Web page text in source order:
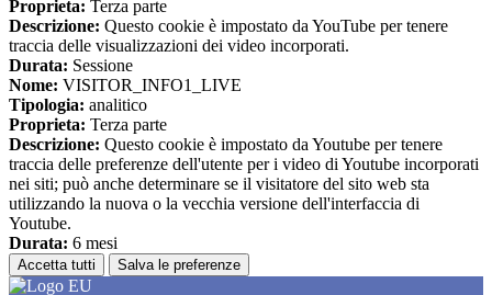
Proprieta: Terza parte
Descrizione: Questo cookie è impostato da YouTube per tenere
traccia delle visualizzazioni dei video incorporati.
Durata: Sessione
Nome: VISITOR_INFO1_LIVE
Tipologia: analitico
Proprieta: Terza parte
Descrizione: Questo cookie è impostato da Youtube per tenere
traccia delle preferenze dell'utente per i video di Youtube incorporati
nei siti; può anche determinare se il visitatore del sito web sta
utilizzando la nuova o la vecchia versione dell'interfaccia di
Youtube.
Durata: 6 mesi
Accetta tutti Salva le preferenze